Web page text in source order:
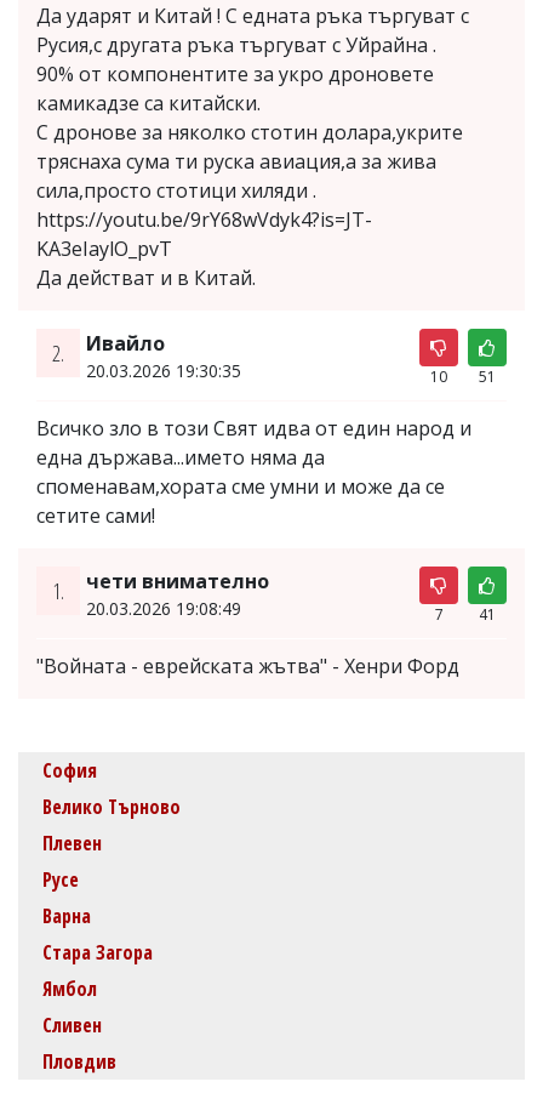
Да ударят и Китай ! С едната ръка търгуват с
Русия,с другата ръка търгуват с Уйрайна .
90% от компонентите за укро дроновете
камикадзе са китайски.
С дронове за няколко стотин долара,укрите
тряснаха сума ти руска авиация,а за жива
сила,просто стотици хиляди .
https://youtu.be/9rY68wVdyk4?is=JT-
KA3eIaylO_pvT
Да действат и в Китай.
2. Ивайло
20.03.2026 19:30:35 10 51
Всичко зло в този Свят идва от един народ и
една държава...името няма да
споменавам,хората сме умни и може да се
сетите сами!
1. чети внимателно
20.03.2026 19:08:49 7 41
"Войната - еврейската жътва" - Хенри Форд
София
Велико Търново
Плевен
Русе
Варна
Стара Загора
Ямбол
Сливен
Пловдив